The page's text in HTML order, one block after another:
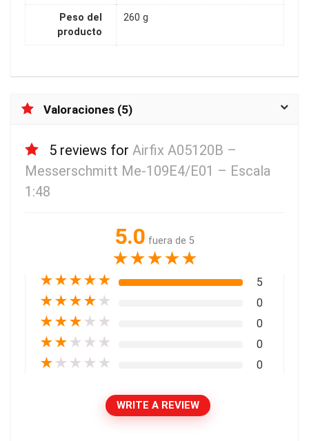
Peso del
producto
260 g
Valoraciones (5)
5 reviews for Airfix A05120B –
Messerschmitt Me-109E4/E01 – Escala
1:48
5.0 fuera de 5
★★★★★
★★★★★ 5
★★★★ ★ 0
★★★ ★ ★ 0
★★ ★ ★ ★ 0
★ ★ ★ ★ ★ 0
WRITE A REVIEW